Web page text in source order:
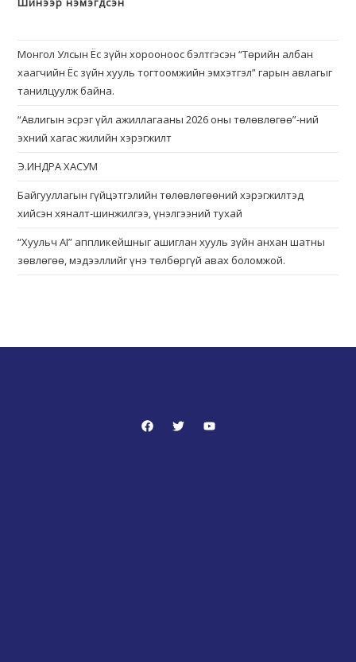
Монгол Улсын Ёс зүйн хорооноос бэлтгэсэн “Төрийн албан
хаагчийн Ёс зүйн хууль тогтоомжийн эмхэтгэл” гарын авлагыг
танилцуулж байна.
“Авлигын эсрэг үйл ажиллагааны 2026 оны төлөвлөгөө”-ний
эхний хагас жилийн хэрэгжилт
Э.ИНДРА ХАСУМ
Байгууллагын гүйцэтгэлийн төлөвлөгөөний хэрэгжилтэд
хийсэн хяналт-шинжилгээ, үнэлгээний тухай
“Хуульч АІ” аппликейшныг ашиглан хууль зүйн анхан шатны
зөвлөгөө, мэдээллийг үнэ төлбөргүй авах боломжой.